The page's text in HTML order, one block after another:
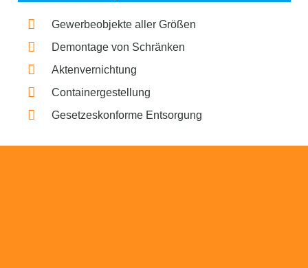
Gewerbeobjekte aller Größen
Demontage von Schränken
Aktenvernichtung
Containergestellung
Gesetzeskonforme Entsorgung